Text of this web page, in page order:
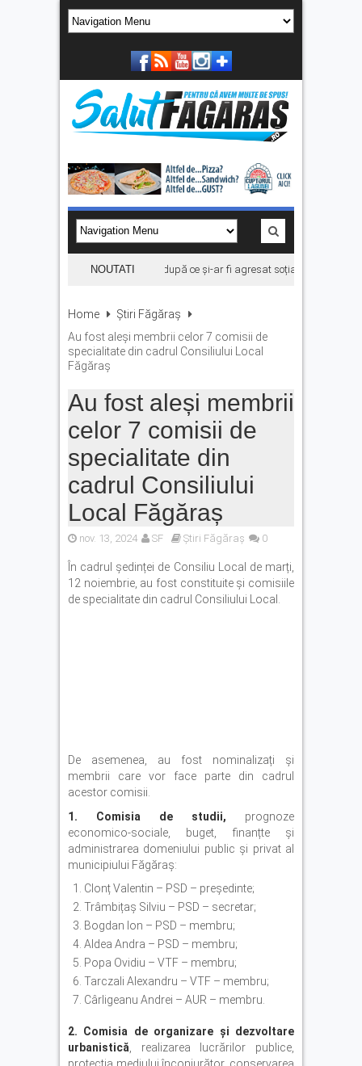
NOUTATI
Bărbat din Victoria, reținut după ce și-ar fi agresat soția de două ori în
Home
Știri Făgăraș
Au fost aleși membrii celor 7 comisii de
specialitate din cadrul Consiliului Local
Făgăraș
Au fost aleși membrii
celor 7 comisii de
specialitate din
cadrul Consiliului
Local Făgăraș
nov. 13, 2024 SF Știri Făgăraș 0
În cadrul ședinței de Consiliu Local de marți,
12 noiembrie, au fost constituite și comisiile
de specialitate din cadrul Consiliului Local.
De asemenea, au fost nominalizați și
membrii care vor face parte din cadrul
acestor comisii.
1. Comisia de studii, prognoze
economico-sociale, buget, finanțte și
administrarea domeniului public și privat al
municipiului Făgăraș:
Clonț Valentin – PSD – președinte;
Trâmbițaș Silviu – PSD – secretar;
Bogdan Ion – PSD – membru;
Aldea Andra – PSD – membru;
Popa Ovidiu – VTF – membru;
Tarczali Alexandru – VTF – membru;
Cârligeanu Andrei – AUR – membru.
2. Comisia de organizare și dezvoltare
urbanistică , realizarea lucrărilor publice,
protecția mediului înconjurător, conservarea